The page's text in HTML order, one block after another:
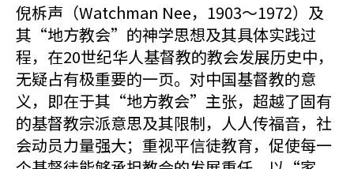
倪柝声（Watchman Nee，1903～1972）及
其“地方教会”的神学思想及其具体实践过
程，在20世纪华人基督教的教会发展历史中，
无疑占有极重要的一页。对中国基督教的意
义，即在于其“地方教会”主张，超越了固有
的基督教宗派意思及其限制，人人传福音，社
会动员力量强大；重视平信徒教育，促使每一